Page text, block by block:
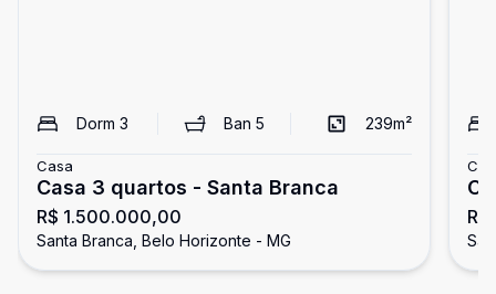
Dorm 3 Ban5 239m²
Casa
Casa 3 quartos - Santa Branca
R$ 1.500.000,00
Santa Branca, Belo Horizonte - MG